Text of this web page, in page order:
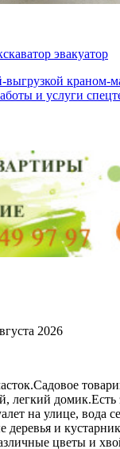
эвакуатор
выгрузкой краном-
и услуги
2026
легкий
на улице, вода
деревья и
цветы и